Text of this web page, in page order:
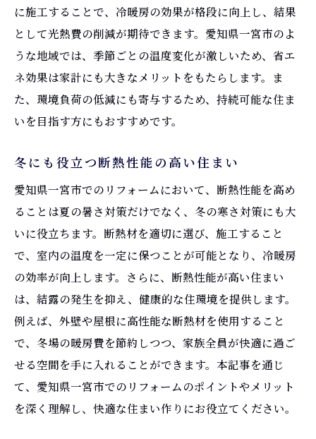
に施工することで、冷暖房の効果が格段に向上し、結果
として光熱費の削減が期待できます。愛知県一宮市のよ
うな地域では、季節ごとの温度変化が激しいため、省エ
ネ効果は家計にも大きなメリットをもたらします。ま
た、環境負荷の低減にも寄与するため、持続可能な住ま
いを目指す方にもおすすめです。
冬にも役立つ断熱性能の高い住まい
愛知県一宮市でのリフォームにおいて、断熱性能を高め
ることは夏の暑さ対策だけでなく、冬の寒さ対策にも大
いに役立ちます。断熱材を適切に選び、施工すること
で、室内の温度を一定に保つことが可能となり、冷暖房
の効率が向上します。さらに、断熱性能が高い住まい
は、結露の発生を抑え、健康的な住環境を提供します。
例えば、外壁や屋根に高性能な断熱材を使用すること
で、冬場の暖房費を節約しつつ、家族全員が快適に過ご
せる空間を手に入れることができます。本記事を通じ
て、愛知県一宮市でのリフォームのポイントやメリット
を深く理解し、快適な住まい作りにお役立てください。